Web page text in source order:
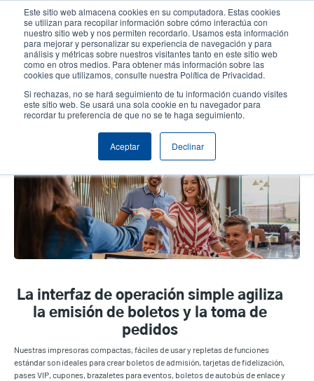
Este sitio web almacena cookies en su computadora. Estas cookies
se utilizan para recopilar información sobre cómo interactúa con
nuestro sitio web y nos permiten recordarlo. Usamos esta información
para mejorar y personalizar su experiencia de navegación y para
análisis y métricas sobre nuestros visitantes tanto en este sitio web
como en otros medios. Para obtener más información sobre las
cookies que utilizamos, consulte nuestra Política de Privacidad.
Si rechazas, no se hará seguimiento de tu información cuando visites
este sitio web. Se usará una sola cookie en tu navegador para
recordar tu preferencia de que no se te haga seguimiento.
Aceptar Declinar
contenido
principal
User
account
menu
User
Header
Selector de productos Soporte Técnico
Entretenimiento y Hospitalidad
La interfaz de operación simple agiliza
la emisión de boletos y la toma de
pedidos
Nuestras impresoras compactas, fáciles de usar y repletas de funciones
estándar son ideales para crear boletos de admisión, tarjetas de fidelización,
pases VIP, cupones, brazaletes para eventos, boletos de autobús de enlace y